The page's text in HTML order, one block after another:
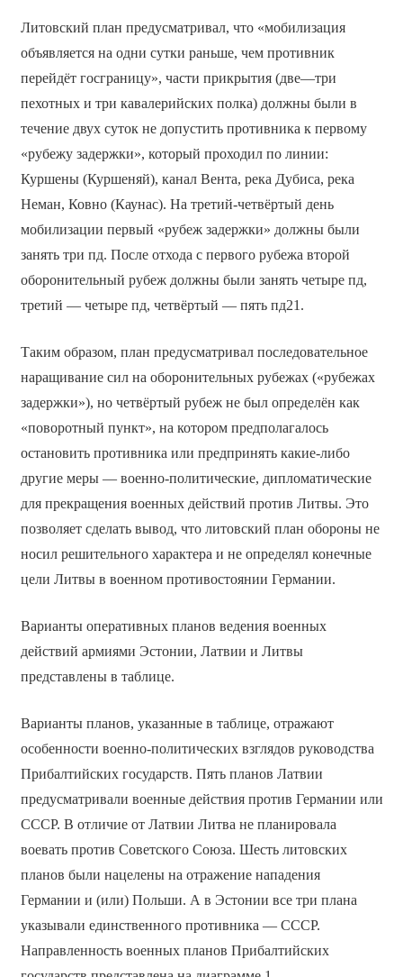
Литовский план предусматривал, что «мобилизация
объявляется на одни сутки раньше, чем противник
перейдёт госграницу», части прикрытия (две—три
пехотных и три кавалерийских полка) должны были в
течение двух суток не допустить противника к первому
«рубежу задержки», который проходил по линии:
Куршены (Куршеняй), канал Вентa, река Дубиса, река
Неман, Ковно (Каунас). На третий-четвёртый день
мобилизации первый «рубеж задержки» должны были
занять три пд. После отхода с первого рубежа второй
оборонительный рубеж должны были занять четыре пд,
третий — четыре пд, четвёртый — пять пд21.
Таким образом, план предусматривал последовательное
наращивание сил на оборонительных рубежах («рубежах
задержки»), но четвёртый рубеж не был определён как
«поворотный пункт», на котором предполагалось
остановить противника или предпринять какие-либо
другие меры — военно-политические, дипломатические
для прекращения военных действий против Литвы. Это
позволяет сделать вывод, что литовский план обороны не
носил решительного характера и не определял конечные
цели Литвы в военном противостоянии Германии.
Варианты оперативных планов ведения военных
действий армиями Эстонии, Латвии и Литвы
представлены в таблице.
Варианты планов, указанные в таблице, отражают
особенности военно-политических взглядов руководства
Прибалтийских государств. Пять планов Латвии
предусматривали военные действия против Германии или
СССР. В отличие от Латвии Литва не планировала
воевать против Советского Союза. Шесть литовских
планов были нацелены на отражение нападения
Германии и (или) Польши. А в Эстонии все три плана
указывали единственного противника — СССР.
Направленность военных планов Прибалтийских